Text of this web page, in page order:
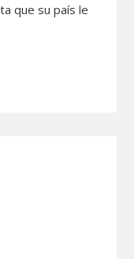
que su país le